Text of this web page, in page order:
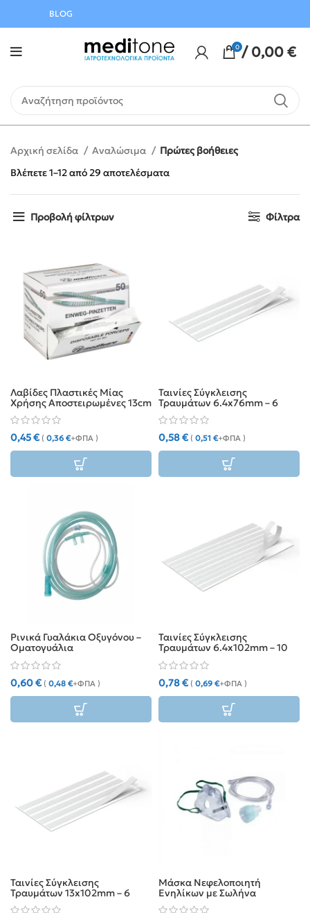
BLOG
0 / 0,00€
Αρχική σελίδα Αναλώσιμα
Πρώτες βοήθειες
Βλέπετε 1–12 από 29 αποτελέσματα
Προβολή φίλτρων Φίλτρα
Λαβίδες Πλαστικές Μίας
Χρήσης Αποστειρωμένες 13cm
0,45€ ( 0,36 €+ΦΠΑ )
Ταινίες Σύγκλεισης
Τραυμάτων 6.4x76mm – 6
τεμάχια
0,58€ ( 0,51 €+ΦΠΑ )
Ρινικά Γυαλάκια Οξυγόνου –
Οματογυάλια
0,60€ ( 0,48 €+ΦΠΑ )
Ταινίες Σύγκλεισης
Τραυμάτων 6.4x102mm – 10
τεμάχια
0,78€ ( 0,69 €+ΦΠΑ )
Ταινίες Σύγκλεισης
Τραυμάτων 13x102mm – 6
τεμάχια
Μάσκα Νεφελοποιητή
Ενηλίκων με Σωλήνα
Αυγούστου